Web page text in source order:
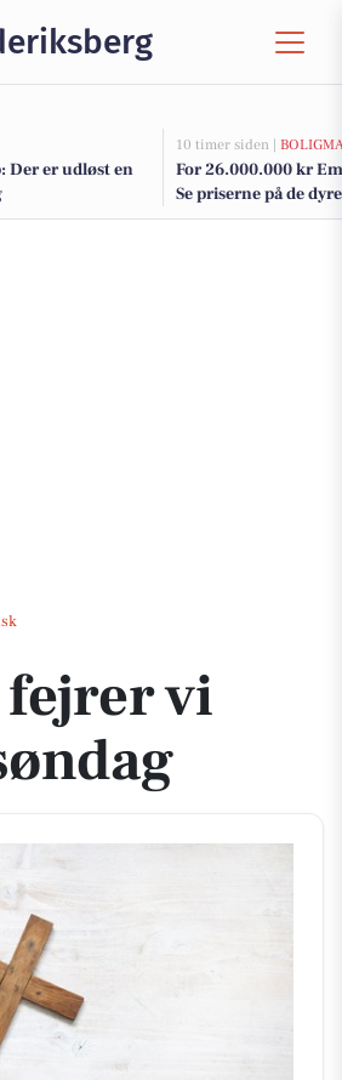
Der er udløst en
10 timer siden |
For 26.000.000 kr
Se priserne på de
Frederiksberg
vi